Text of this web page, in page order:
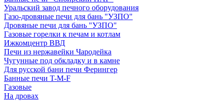
Уральский завод печного оборудования
Газо-дровяные печи для бань "УЗПО"
Дровяные печи для бань "УЗПО"
Газовые горелки к печам и котлам
Ижкомцентр ВВД
Печи из нержавейки Чародейка
Чугунные под обкладку и в камне
Для русской бани печи Ферингер
Банные печи T-M-F
Газовые
На дровах